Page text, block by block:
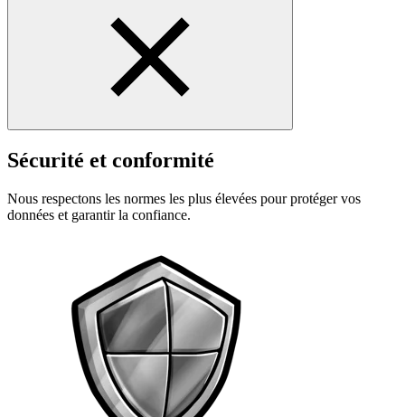
Sécurité et conformité
Nous respectons les normes les plus élevées pour protéger vos
données et garantir la confiance.